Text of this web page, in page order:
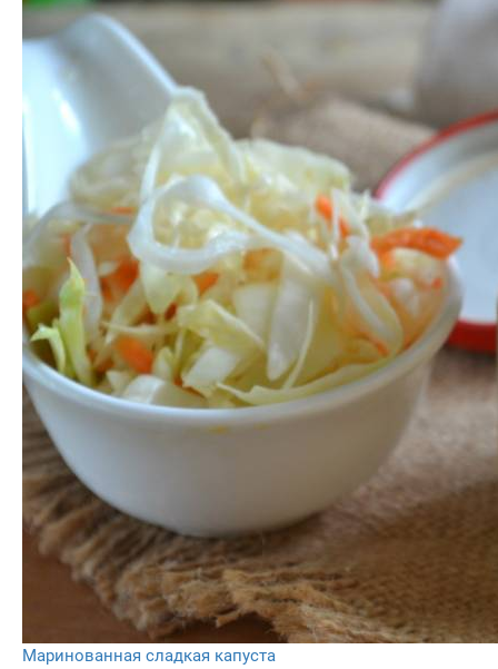
Маринованная сладкая капуста